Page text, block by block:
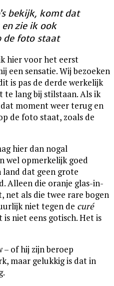
bekijk, komt dat
zie ik ook
de foto staat
ik hier voor het eerst
een sensatie. Wij bezoeken
is pas de derde werkelijk
te lang bij stilstaan. Als ik
moment weer terug en
de foto staat, zoals de
hier dan nogal
wel opmerkelijk goed
land dat geen grote
Alleen die oranje glas-in-
net als die twee rare bogen
niet tegen de curé
is niet eens gotisch. Het is
– of hij zijn beroep
maar gelukkig is dat in